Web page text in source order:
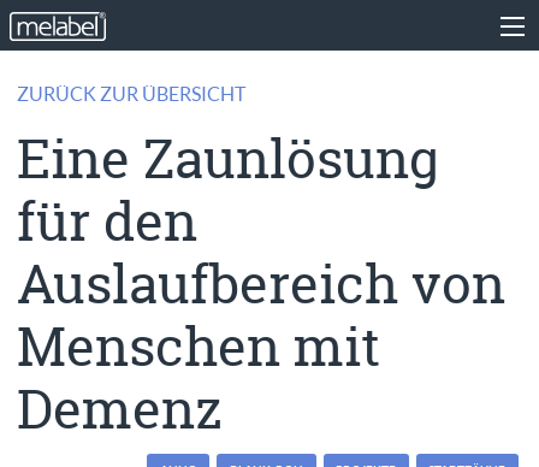
ZURÜCK ZUR ÜBERSICHT
Eine Zaunlösung
für den
Auslaufbereich von
Menschen mit
Demenz